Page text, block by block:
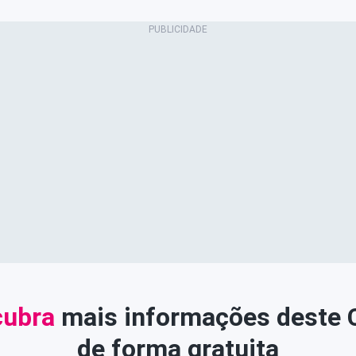
mais informações deste
de forma gratuita